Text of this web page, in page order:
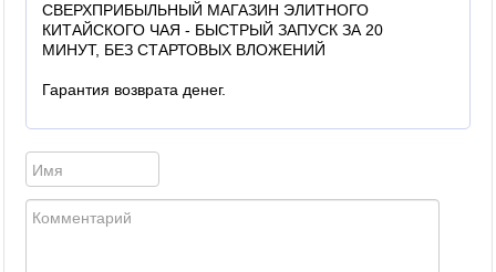
СВЕРХПРИБЫЛЬНЫЙ МАГАЗИН ЭЛИТНОГО
КИТАЙСКОГО ЧАЯ - БЫСТРЫЙ ЗАПУСК ЗА 20
МИНУТ, БЕЗ СТАРТОВЫХ ВЛОЖЕНИЙ
Гарантия возврата денег.